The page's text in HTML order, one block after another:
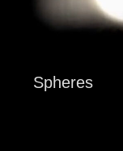
Spheres